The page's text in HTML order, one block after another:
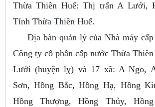
Thừa Thiên Huế: Thị trấn A Lưới,
Tỉnh Thừa Thiên Huế.
Địa bàn quản lý của Nhà máy
Công ty cổ phần cấp nước Thừa
Lưới (huyện lỵ) và 17 xã: A Ngo,
Sơn, Hồng Bắc, Hồng Hạ, Hồng
Hồng Thượng, Hồng Thủy,